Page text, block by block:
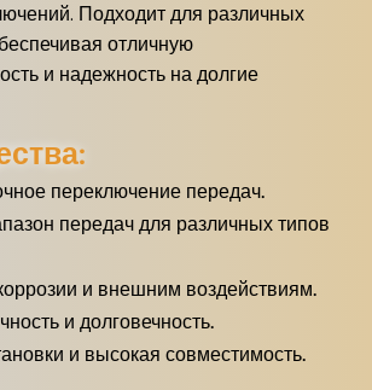
Подходит для различных
отличную
и надежность на долгие
переключение передач.
передач для различных типов
и внешним воздействиям.
и долговечность.
и высокая совместимость.